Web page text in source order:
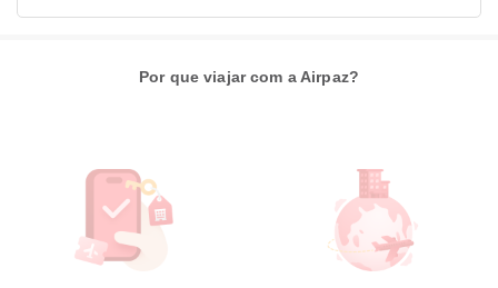
Por que viajar com a Airpaz?